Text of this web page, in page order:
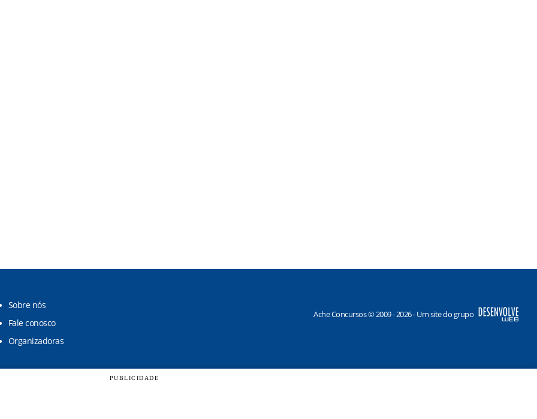
Sobre nós
Fale conosco
Organizadoras
Ache Concursos © 2009 - 2026 - Um site do grupo
PUBLICIDADE